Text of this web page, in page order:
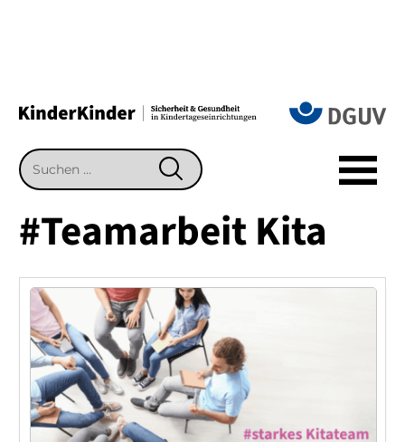
Suchen
SUCHEN
#Teamarbeit Kita